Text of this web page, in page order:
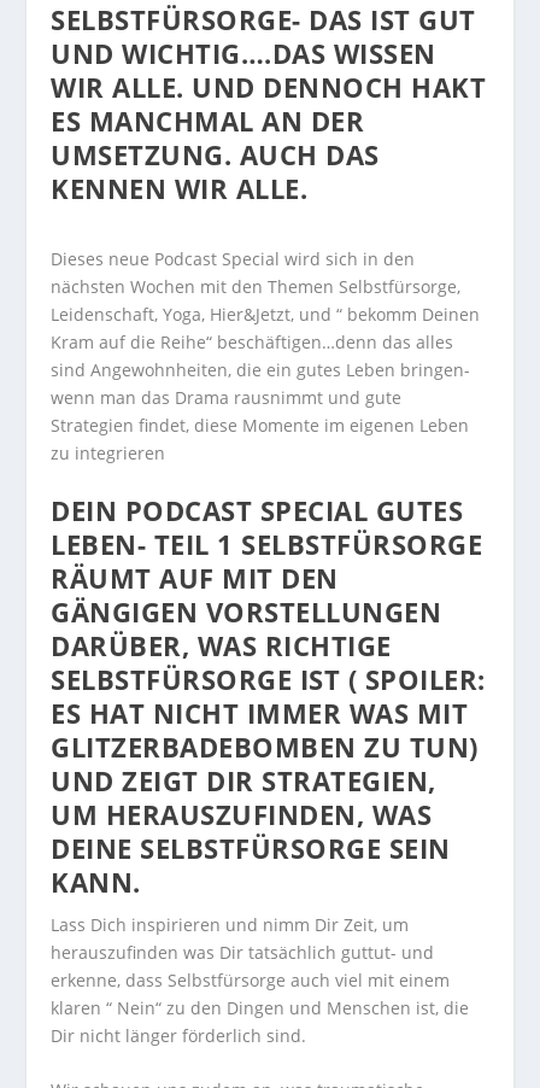
SELBSTFÜRSORGE- DAS IST GUT
UND WICHTIG….DAS WISSEN
WIR ALLE. UND DENNOCH HAKT
ES MANCHMAL AN DER
UMSETZUNG. AUCH DAS
KENNEN WIR ALLE.
Dieses neue Podcast Special wird sich in den
nächsten Wochen mit den Themen Selbstfürsorge,
Leidenschaft, Yoga, Hier&Jetzt, und “ bekomm Deinen
Kram auf die Reihe“ beschäftigen…denn das alles
sind Angewohnheiten, die ein gutes Leben bringen-
wenn man das Drama rausnimmt und gute
Strategien findet, diese Momente im eigenen Leben
zu integrieren
DEIN PODCAST SPECIAL GUTES
LEBEN- TEIL 1 SELBSTFÜRSORGE
RÄUMT AUF MIT DEN
GÄNGIGEN VORSTELLUNGEN
DARÜBER, WAS RICHTIGE
SELBSTFÜRSORGE IST ( SPOILER:
ES HAT NICHT IMMER WAS MIT
GLITZERBADEBOMBEN ZU TUN)
UND ZEIGT DIR STRATEGIEN,
UM HERAUSZUFINDEN, WAS
DEINE SELBSTFÜRSORGE SEIN
KANN.
Lass Dich inspirieren und nimm Dir Zeit, um
herauszufinden was Dir tatsächlich guttut- und
erkenne, dass Selbstfürsorge auch viel mit einem
klaren “ Nein“ zu den Dingen und Menschen ist, die
Dir nicht länger förderlich sind.